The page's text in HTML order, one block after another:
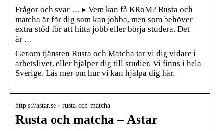
Frågor och svar … ▸ Vem kan få KRoM? Rusta och
matcha är för dig som kan jobba, men som behöver
extra stöd för att hitta jobb eller börja studera. Det
är …
Genom tjänsten Rusta och Matcha tar vi dig vidare i
arbetslivet, eller hjälper dig till studier. Vi finns i hela
Sverige. Läs mer om hur vi kan hjälpa dig här.
http s://astar.se › rusta-och-matcha
Rusta och matcha – Astar